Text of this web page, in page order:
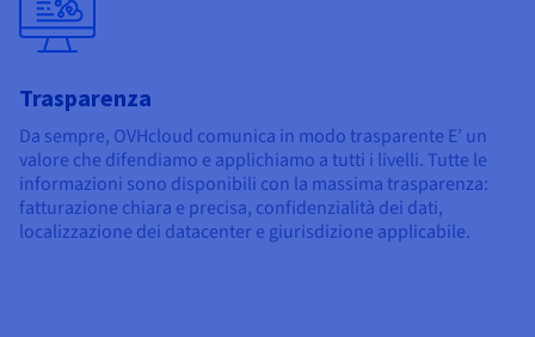
Trasparenza
Da sempre, OVHcloud comunica in modo trasparente E’ un
valore che difendiamo e applichiamo a tutti i livelli. Tutte le
informazioni sono disponibili con la massima trasparenza:
fatturazione chiara e precisa, confidenzialità dei dati,
localizzazione dei datacenter e giurisdizione applicabile.